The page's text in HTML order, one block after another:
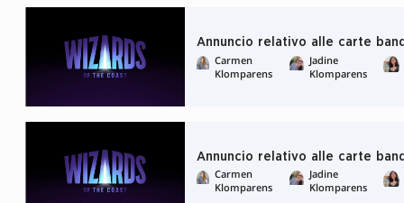
Annuncio relativo alle carte
Carmen
Klomparens
Jadine
Klomparens
Annuncio relativo alle carte
Carmen
Klomparens
Jadine
Klomparens